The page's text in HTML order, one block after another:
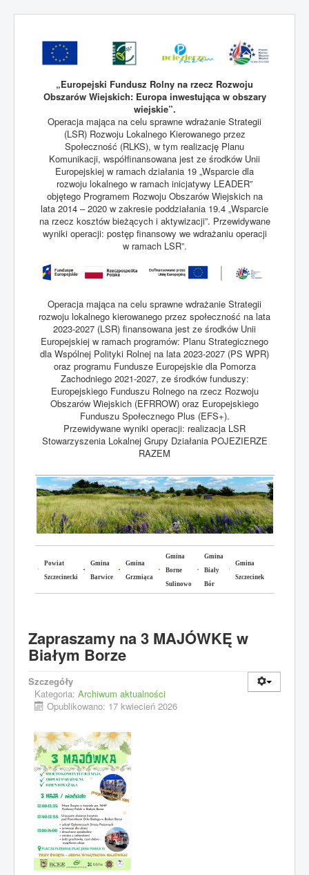
„Europejski Fundusz Rolny na rzecz Rozwoju
Obszarów Wiejskich: Europa inwestująca w obszary
wiejskie”.
Operacja mająca na celu sprawne wdrażanie Strategii
(LSR) Rozwoju Lokalnego Kierowanego przez
Społeczność (RLKS), w tym realizację Planu
Komunikacji, współfinansowana jest ze środków Unii
Europejskiej w ramach działania 19 „Wsparcie dla
rozwoju lokalnego w ramach inicjatywy LEADER”
objętego Programem Rozwoju Obszarów Wiejskich na
lata 2014 – 2020 w zakresie poddziałania 19.4 „Wsparcie
na rzecz kosztów bieżących i aktywizacji”. Przewidywane
wyniki operacji: postęp finansowy we wdrażaniu operacji
w ramach LSR”.
Operacja mająca na celu sprawne wdrażanie Strategii
rozwoju lokalnego kierowanego przez społeczność na lata
2023-2027 (LSR) finansowana jest ze środków Unii
Europejskiej w ramach programów: Planu Strategicznego
dla Wspólnej Polityki Rolnej na lata 2023-2027 (PS WPR)
oraz programu Fundusze Europejskie dla Pomorza
Zachodniego 2021-2027, ze środków funduszy:
Europejskiego Funduszu Rolnego na rzecz Rozwoju
Obszarów Wiejskich (EFRROW) oraz Europejskiego
Funduszu Społecznego Plus (EFS+).
Przewidywane wyniki operacji: realizacja LSR
Stowarzyszenia Lokalnej Grupy Działania POJEZIERZE
RAZEM
Powiat
Szczecinecki
Gmina
Barwice
Gmina
Grzmiąca
Gmina
Borne
Sulinowo
Gmina
Biały
Bór
Gmina
Szczecinek
Zapraszamy na 3 MAJÓWKĘ w
Białym Borze
Szczegóły
Kategoria: Archiwum aktualności
Opublikowano: 17 kwiecień 2026